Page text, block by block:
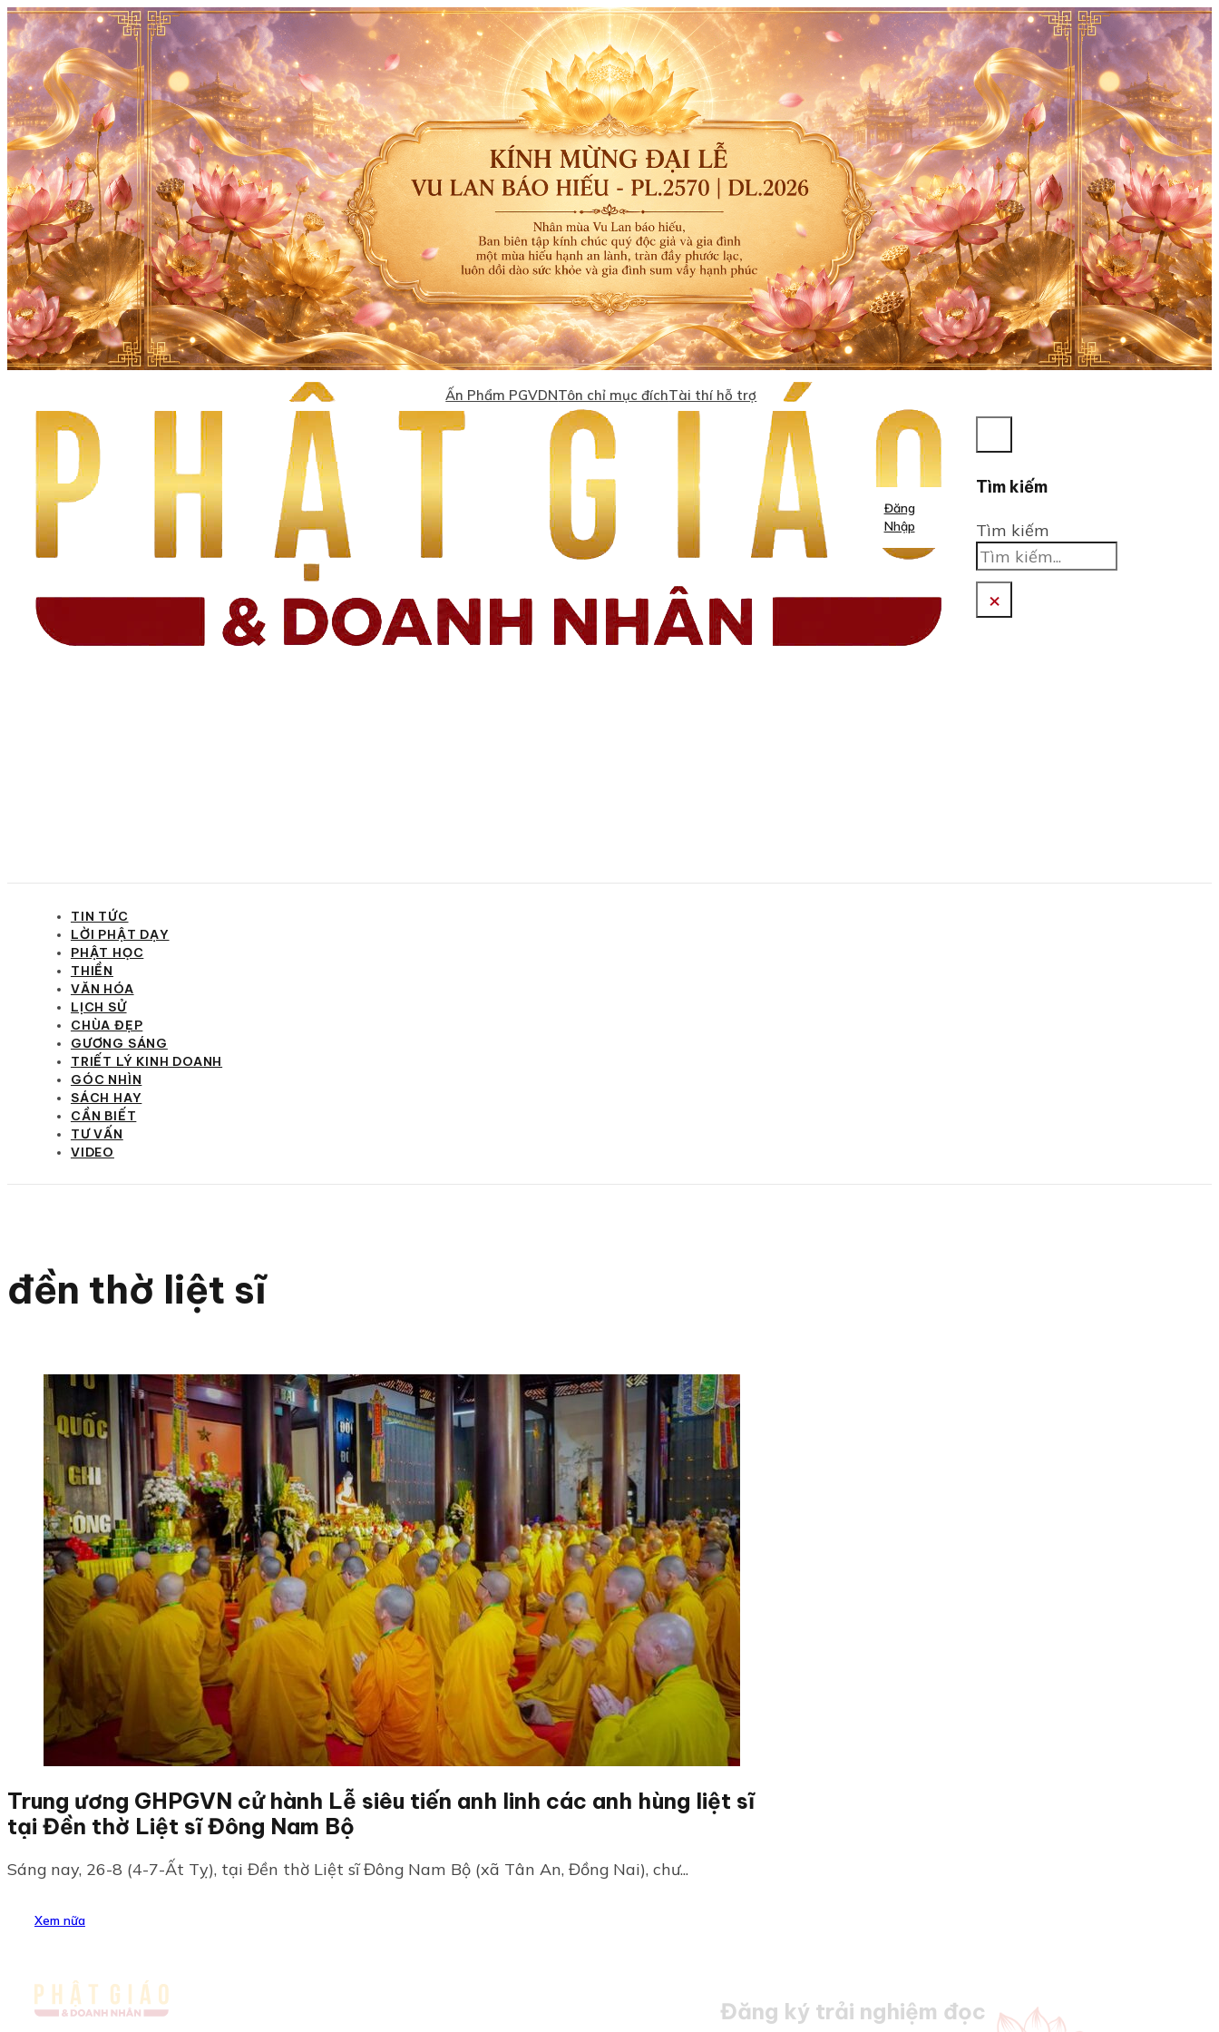
Ấn Phẩm PGVDNTôn chỉ mục đíchTài thí hỗ trợ
Đăng
Nhập
Tìm kiếm
Tìm kiếm
×
TIN TỨC
LỜI PHẬT DẠY
PHẬT HỌC
THIỀN
VĂN HÓA
LỊCH SỬ
CHÙA ĐẸP
GƯƠNG SÁNG
TRIẾT LÝ KINH DOANH
GÓC NHÌN
SÁCH HAY
CẦN BIẾT
TƯ VẤN
VIDEO
đền thờ liệt sĩ
Trung ương GHPGVN cử hành Lễ siêu tiến anh linh các anh hùng liệt sĩ
tại Đền thờ Liệt sĩ Đông Nam Bộ
Sáng nay, 26-8 (4-7-Ất Tỵ), tại Đền thờ Liệt sĩ Đông Nam Bộ (xã Tân An, Đồng Nai), chư...
Xem nữa
Đăng ký trải nghiệm đọc